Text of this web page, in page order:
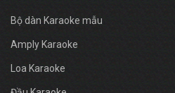
Bộ dàn Karaoke mẫu
Amply Karaoke
Loa Karaoke